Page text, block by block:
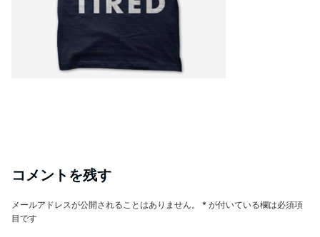
コメントを残す
メールアドレスが公開されることはありません。 * が付いている欄は必須項
目です